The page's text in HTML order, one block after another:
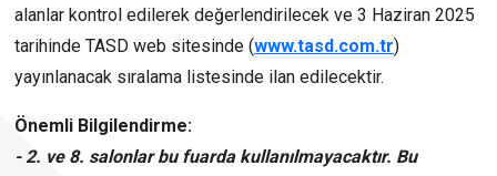
alanlar kontrol edilerek değerlendirilecek ve 3 Haziran 2025
tarihinde TASD web sitesinde (www.tasd.com.tr)
yayınlanacak sıralama listesinde ilan edilecektir.
Önemli Bilgilendirme:
- 2. ve 8. salonlar bu fuarda kullanılmayacaktır. Bu